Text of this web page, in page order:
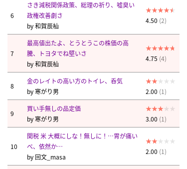
6
さき減税関係政策、総理の祈り、嘘臭い
政権改善劇さ
by和賀辰杣
4.50 (2)
7
最高値出たよ、とうとうこの株価の高
騰、トヨタでね堅いさ
by和賀辰杣
4.75 (4)
8
金のレイトの高い方のトイレ、呑気
by寒がり男 2.00 (1)
9
買い手無しの品定価
by寒がり男 3.00 (1)
10
関税 米 大概にしな！無しに！…胃が痛い
べ、依然か…
by 回文_masa
2.00 (1)